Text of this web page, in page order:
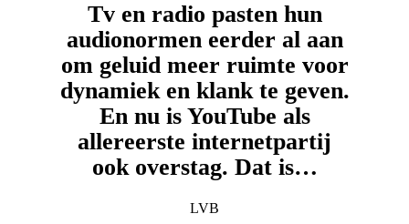
Tv en radio pasten hun
audionormen eerder al aan
om geluid meer ruimte voor
dynamiek en klank te geven.
En nu is YouTube als
allereerste internetpartij
ook overstag. Dat is…
LVB